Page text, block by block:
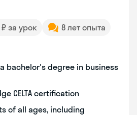
₽ за урок
8 лет опыта
bachelor's degree in business
CELTA certification
of all ages, including